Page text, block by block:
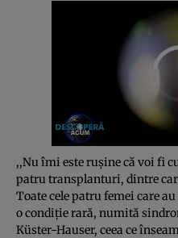
,,Nu îmi este ruşine că voi fi
patru transplanturi, dintre
Toate cele patru femei care
o condiţie rară, numită
Küster-Hauser, ceea ce